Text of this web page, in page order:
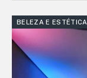
BELEZA E ESTÉTICA